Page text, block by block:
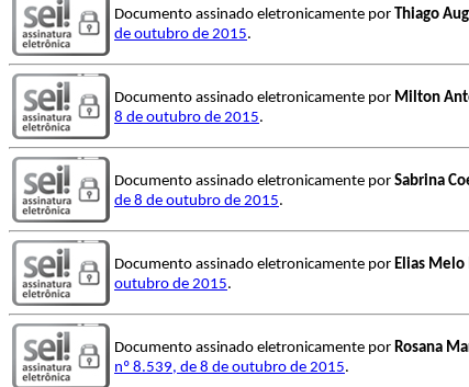
Documento assinado eletronicamente por Thiago
de outubro de 2015.
Documento assinado eletronicamente por Milton
8 de outubro de 2015.
Documento assinado eletronicamente por Sabrina
de 8 de outubro de 2015.
Documento assinado eletronicamente por Elias Melo
outubro de 2015.
Documento assinado eletronicamente por Rosana
nº 8.539, de 8 de outubro de 2015.